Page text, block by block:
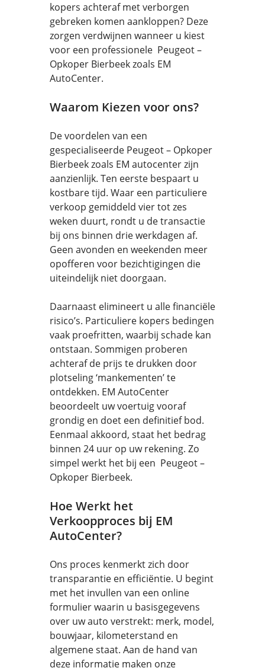
kopers achteraf met verborgen
gebreken komen aankloppen? Deze
zorgen verdwijnen wanneer u kiest
voor een professionele Peugeot –
Opkoper Bierbeek zoals EM
AutoCenter.
Waarom Kiezen voor ons?
De voordelen van een
gespecialiseerde Peugeot – Opkoper
Bierbeek zoals EM autocenter zijn
aanzienlijk. Ten eerste bespaart u
kostbare tijd. Waar een particuliere
verkoop gemiddeld vier tot zes
weken duurt, rondt u de transactie
bij ons binnen drie werkdagen af.
Geen avonden en weekenden meer
opofferen voor bezichtigingen die
uiteindelijk niet doorgaan.
Daarnaast elimineert u alle financiële
risico’s. Particuliere kopers bedingen
vaak proefritten, waarbij schade kan
ontstaan. Sommigen proberen
achteraf de prijs te drukken door
plotseling ‘mankementen’ te
ontdekken. EM AutoCenter
beoordeelt uw voertuig vooraf
grondig en doet een definitief bod.
Eenmaal akkoord, staat het bedrag
binnen 24 uur op uw rekening. Zo
simpel werkt het bij een Peugeot –
Opkoper Bierbeek.
Hoe Werkt het
Verkoopproces bij EM
AutoCenter?
Ons proces kenmerkt zich door
transparantie en efficiëntie. U begint
met het invullen van een online
formulier waarin u basisgegevens
over uw auto verstrekt: merk, model,
bouwjaar, kilometerstand en
algemene staat. Aan de hand van
deze informatie maken onze